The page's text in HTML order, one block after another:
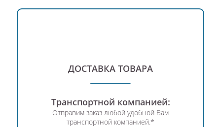
ДОСТАВКА ТОВАРА
Транспортной компанией:
Отправим заказ любой удобной Вам
транспортной компанией.*